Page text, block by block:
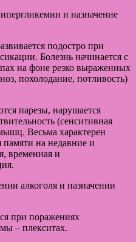
и назначение
подостро при
Болезнь начинается с
на фоне резко выраженных
похолодание, потливость)
парезы, нарушается
(сенситивная
Весьма характерен
памяти на недавние и
временная и
алкоголя и назначении
при поражениях
– плекситах.